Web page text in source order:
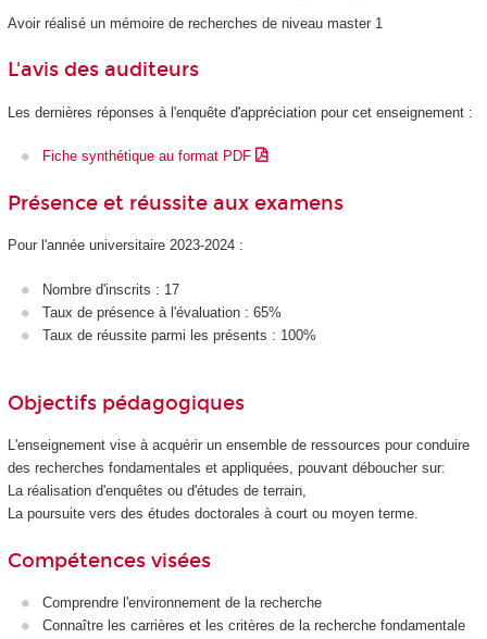
Avoir réalisé un mémoire de recherches de niveau master 1
L'avis des auditeurs
Les dernières réponses à l'enquête d'appréciation pour cet enseignement :
Fiche synthétique au format PDF
Présence et réussite aux examens
Pour l'année universitaire 2023-2024 :
Nombre d'inscrits : 17
Taux de présence à l'évaluation : 65%
Taux de réussite parmi les présents : 100%
Objectifs pédagogiques
L'enseignement vise à acquérir un ensemble de ressources pour conduire
des recherches fondamentales et appliquées, pouvant déboucher sur:
La réalisation d'enquêtes ou d'études de terrain,
La poursuite vers des études doctorales à court ou moyen terme.
Compétences visées
Comprendre l'environnement de la recherche
Connaître les carrières et les critères de la recherche fondamentale